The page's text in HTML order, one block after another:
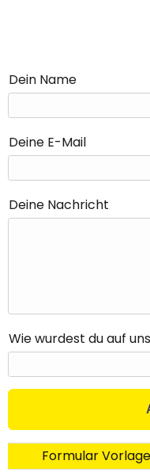
Dein Name
Deine E-Mail
Deine Nachricht
Wie wurdest du auf
Formular Vorlage